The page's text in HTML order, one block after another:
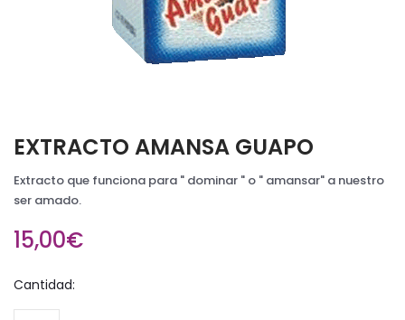
EXTRACTO AMANSA GUAPO
Extracto que funciona para " dominar " o " amansar" a nuestro
ser amado.
15,00€
Cantidad: